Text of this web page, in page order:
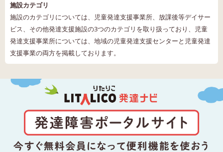
施設カテゴリ
施設のカテゴリについては、児童発達支援事業所、放課後等デイサー
ビス、その他発達支援施設の3つのカテゴリを取り扱っており、児童
発達支援事業所については、地域の児童発達支援センターと児童発達
支援事業の両方を掲載しております。